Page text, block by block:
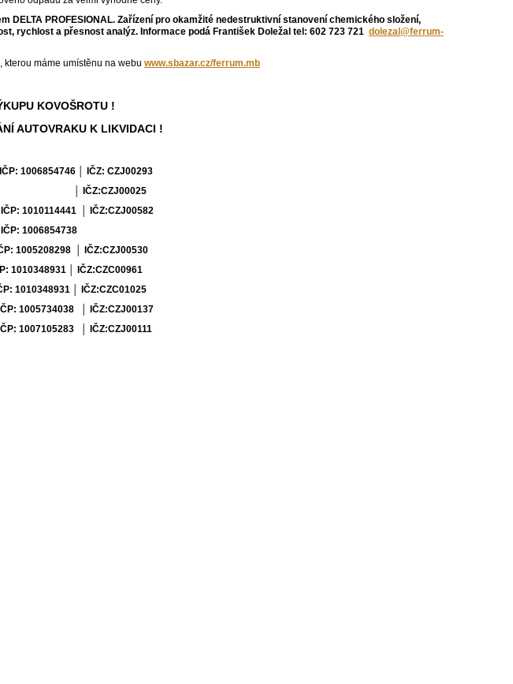
DELTA PROFESIONAL. Zařízení pro okamžité nedestruktivní stanovení chemického složení,
rychlost a přesnost analýz. Informace podá František Doležal tel: 602 723 721 dolezal@ferrum-
, kterou máme umístěnu na webu www.sbazar.cz/ferrum.mb
KOVOŠROTU !
AUTOVRAKU K LIKVIDACI !
1006854746 │ IČZ: CZJ00293
│ IČZ:CZJ00025
1010114441 │ IČZ:CZJ00582
1006854738
│ IČZ:CZJ00530
│ IČZ:CZC00961
│ IČZ:CZC01025
│ IČZ:CZJ00137
│ IČZ:CZJ00111